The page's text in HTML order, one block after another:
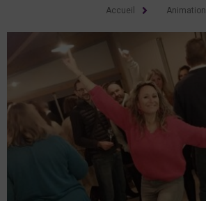
Accueil Animation